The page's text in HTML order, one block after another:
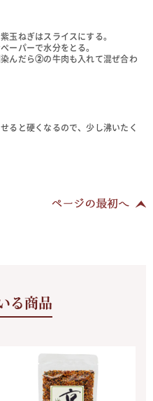
玉ねぎはスライスにする。
ーパーで水分をとる。
んだら②の牛肉も入れて混ぜ合わ
ると硬くなるので、少し沸いたく
る商品